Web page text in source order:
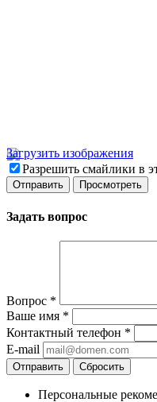
Загрузить изображения
Разрешить смайлики в
Задать вопрос
Вопрос *
Ваше имя *
Контактный телефон *
E-mail
Отправить Сбросить
Персональные